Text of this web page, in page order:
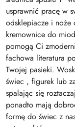
usprawnić pracę w
odsklepiacze i noże
kremownice do
pomogą Ci
fachowa literatura
Twojej pasieki.
świec , figurek lub
spalając się
ponadto mają
formę do świec z